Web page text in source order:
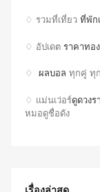
♢ รวมที่เที่ยว ที่พัก
♢ อัปเดต ราคาทอ
♢ ผลบอล ทุกคู่ ทุ
♢ แม่นเว่อร์ดูดวง
หมอดูชื่อดัง
เรื่องล่าสุด